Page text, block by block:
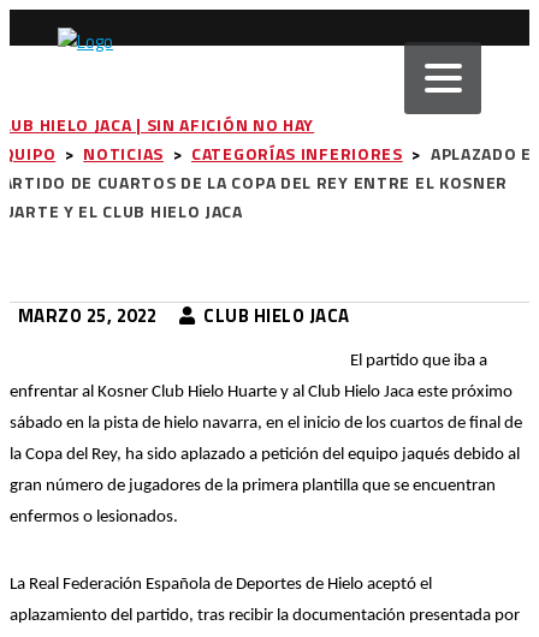
HIELO JACA | SIN AFICIÓN NO HAY
> NOTICIAS > CATEGORÍAS INFERIORES > APLAZADO
DE CUARTOS DE LA COPA DEL REY ENTRE EL KOSNER
Y EL CLUB HIELO JACA
MARZO 25, 2022 CLUB HIELO JACA
El partido que iba a
enfrentar al Kosner Club Hielo Huarte y al Club Hielo Jaca este próximo
sábado en la pista de hielo navarra, en el inicio de los cuartos de final de
la Copa del Rey, ha sido aplazado a petición del equipo jaqués debido al
gran número de jugadores de la primera plantilla que se encuentran
enfermos o lesionados.
La Real Federación Española de Deportes de Hielo aceptó el
aplazamiento del partido, tras recibir la documentación presentada por